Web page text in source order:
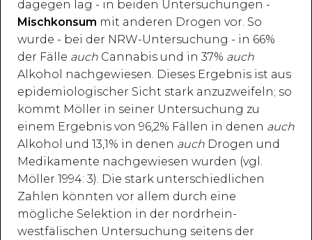
dagegen lag - in beiden Untersuchungen -
Mischkonsum mit anderen Drogen vor. So
wurde - bei der NRW-Untersuchung - in 66%
der Fälle auch Cannabis und in 37% auch
Alkohol nachgewiesen. Dieses Ergebnis ist aus
epidemiologischer Sicht stark anzuzweifeln; so
kommt Möller in seiner Untersuchung zu
einem Ergebnis von 96,2% Fällen in denen auch
Alkohol und 13,1% in denen auch Drogen und
Medikamente nachgewiesen wurden (vgl.
Möller 1994: 3). Die stark unterschiedlichen
Zahlen könnten vor allem durch eine
mögliche Selektion in der nordrhein-
westfälischen Untersuchung seitens der